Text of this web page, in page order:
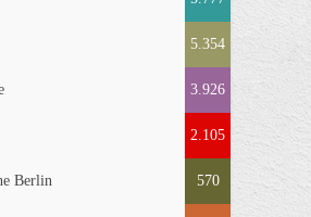
5.354
3.926
2.105
Berlin 570